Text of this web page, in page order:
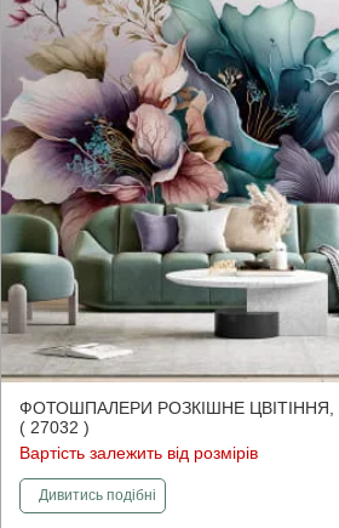
ФОТОШПАЛЕРИ РОЗКІШНЕ ЦВІТІННЯ,
( 27032 )
Вартість залежить від розмірів
Дивитисьфотошпалери
подібні